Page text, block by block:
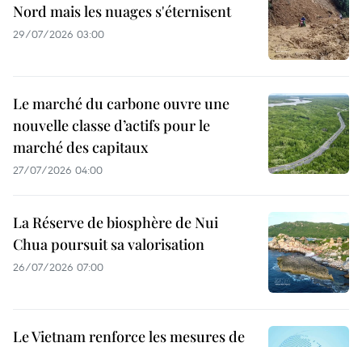
Nord mais les nuages s'éternisent
29/07/2026 03:00
Le marché du carbone ouvre une
nouvelle classe d’actifs pour le
marché des capitaux
27/07/2026 04:00
La Réserve de biosphère de Nui
Chua poursuit sa valorisation
26/07/2026 07:00
Le Vietnam renforce les mesures de